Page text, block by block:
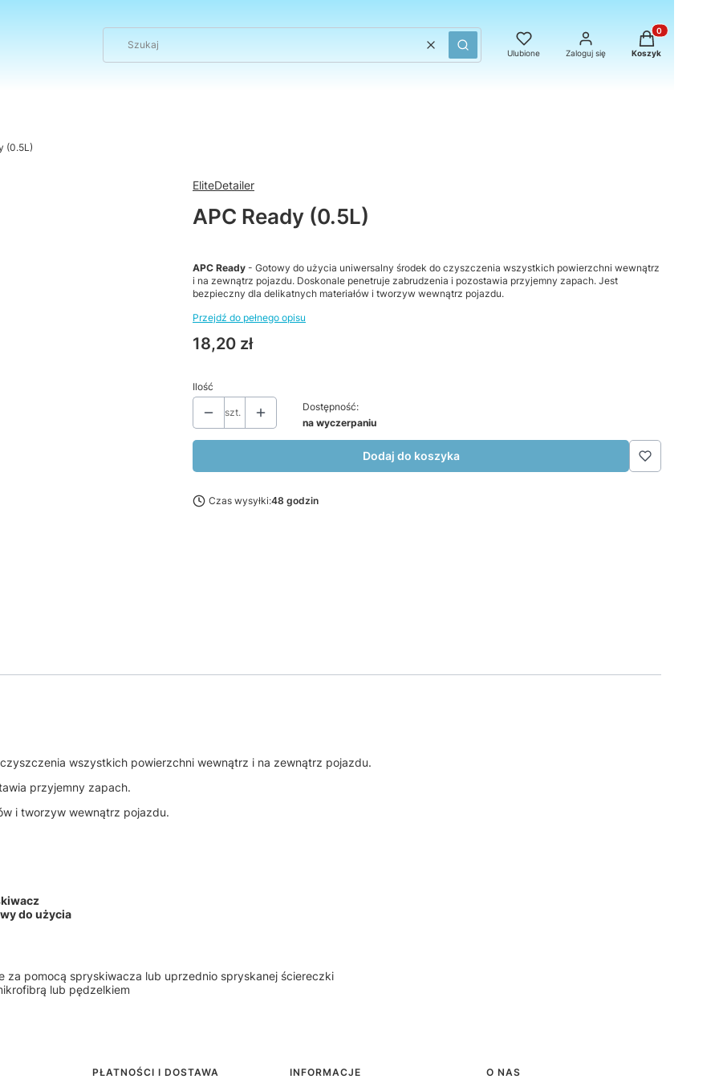
WyczyśćSzukaj Ulubione Zaloguj się
Produkty w
Koszyk
(0.5L)
EliteDetailer
APC Ready (0.5L)
APC Ready - Gotowy do użycia uniwersalny środek do czyszczenia wszystkich powierzchni wewnątrz
i na zewnątrz pojazdu. Doskonale penetruje zabrudzenia i pozostawia przyjemny zapach. Jest
bezpieczny dla delikatnych materiałów i tworzyw wewnątrz pojazdu.
Przejdź do pełnego opisu
Cena
18,20 zł
Ilość
szt.
Dostępność:
na wyczerpaniu
Dodaj do koszyka
Czas wysyłki:48 godzin
wszystkich powierzchni wewnątrz i na zewnątrz pojazdu.
przyjemny zapach.
i tworzyw wewnątrz pojazdu.
do użycia
za pomocą spryskiwacza lub uprzednio spryskanej ściereczki
lub pędzelkiem
PŁATNOŚCI I DOSTAWA INFORMACJE O NAS